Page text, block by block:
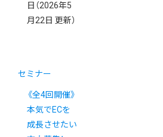
日 （2026年5
月22日 更新）
セミナー
《全4回開催》
本気でECを
成長させたい